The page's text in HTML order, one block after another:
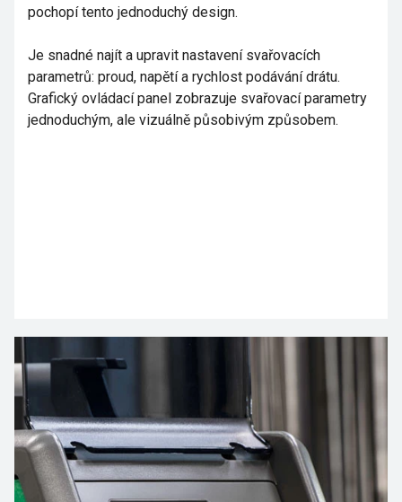
pochopí tento jednoduchý design.
Je snadné najít a upravit nastavení svařovacích
parametrů: proud, napětí a rychlost podávání drátu.
Grafický ovládací panel zobrazuje svařovací parametry
jednoduchým, ale vizuálně působivým způsobem.